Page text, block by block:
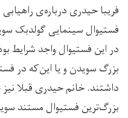
فریبا حیدری درباره‌ی
فستیوال سینمایی گولدبک
در این فستیوال واجد شرایط
بزرگ سویدن و یا این‌که در
داشتند. خانم حیدری قبلا
بزرگ‌ترین فستیوال مستند